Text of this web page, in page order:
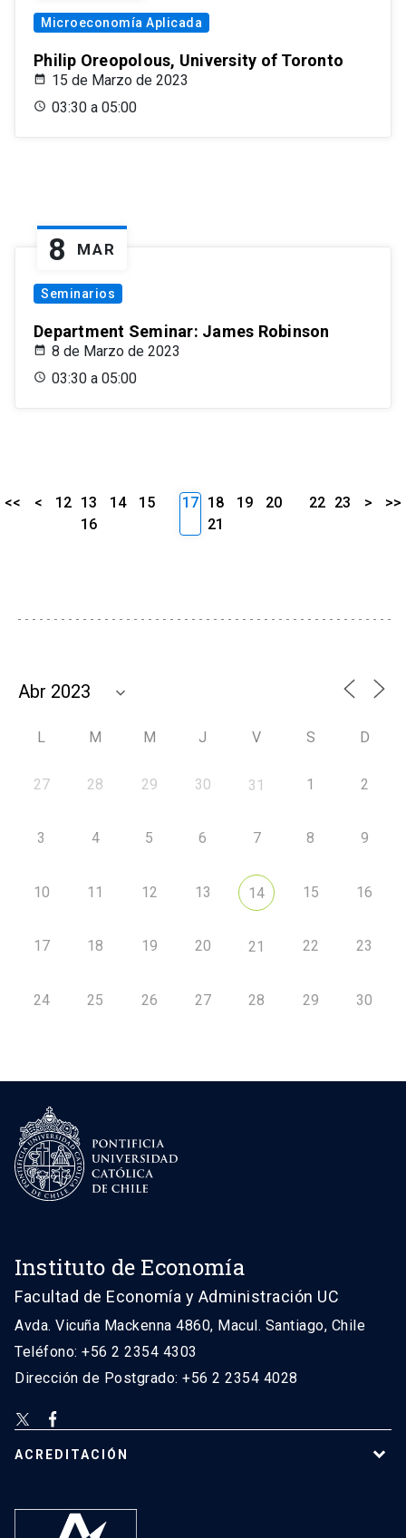
Microeconomía Aplicada
Philip Oreopolous, University of Toronto
15 de Marzo de 2023
03:30 a 05:00
8 MAR
Seminarios
Department Seminar: James Robinson
8 de Marzo de 2023
03:30 a 05:00
<< < 12 13 14
15
16
17 18 19
20
21
22 23 > >>
L M M J V S D
27 28 29 30 31 1 2
3 4 5 6 7 8 9
10 11 12 13 14 15 16
17 18 19 20 21 22 23
24 25 26 27 28 29 30
Instituto de Economía
Facultad de Economía y Administración UC
Avda. Vicuña Mackenna 4860, Macul. Santiago, Chile
Teléfono: +56 2 2354 4303
Dirección de Postgrado: +56 2 2354 4028
ACREDITACIÓN